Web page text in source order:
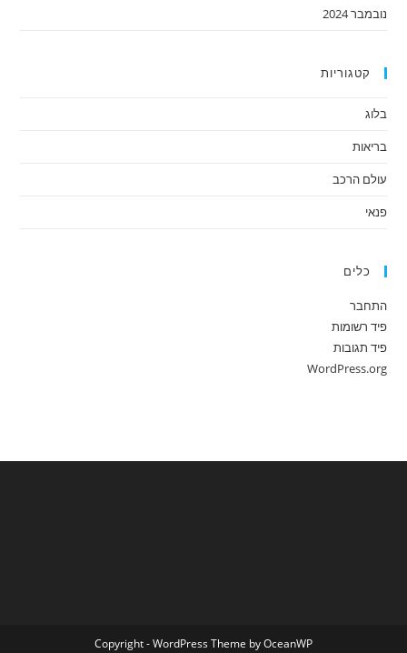
נובמבר 2024
קטגוריות
בלוג
בריאות
עולם הרכב
פנאי
כלים
התחבר
פיד רשומות
פיד תגובות
WordPress.org
Copyright - WordPress Theme by OceanWP